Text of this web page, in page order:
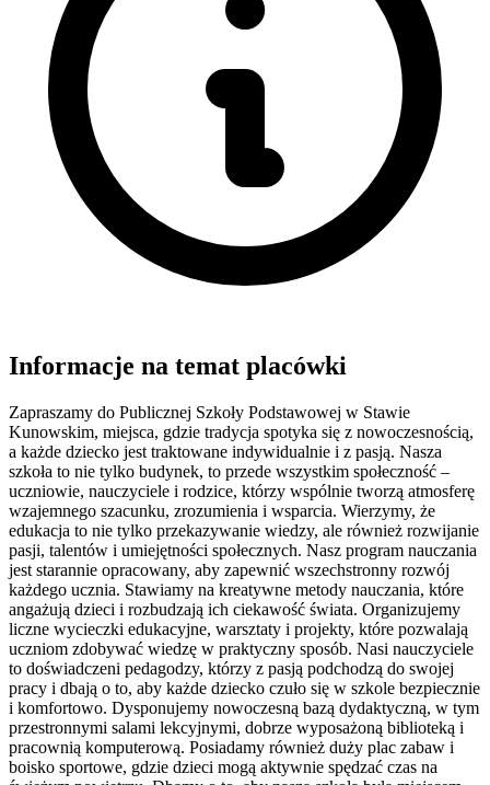
Informacje na temat placówki
Zapraszamy do Publicznej Szkoły Podstawowej w Stawie
Kunowskim, miejsca, gdzie tradycja spotyka się z nowoczesnością,
a każde dziecko jest traktowane indywidualnie i z pasją. Nasza
szkoła to nie tylko budynek, to przede wszystkim społeczność –
uczniowie, nauczyciele i rodzice, którzy wspólnie tworzą atmosferę
wzajemnego szacunku, zrozumienia i wsparcia. Wierzymy, że
edukacja to nie tylko przekazywanie wiedzy, ale również rozwijanie
pasji, talentów i umiejętności społecznych. Nasz program nauczania
jest starannie opracowany, aby zapewnić wszechstronny rozwój
każdego ucznia. Stawiamy na kreatywne metody nauczania, które
angażują dzieci i rozbudzają ich ciekawość świata. Organizujemy
liczne wycieczki edukacyjne, warsztaty i projekty, które pozwalają
uczniom zdobywać wiedzę w praktyczny sposób. Nasi nauczyciele
to doświadczeni pedagodzy, którzy z pasją podchodzą do swojej
pracy i dbają o to, aby każde dziecko czuło się w szkole bezpiecznie
i komfortowo. Dysponujemy nowoczesną bazą dydaktyczną, w tym
przestronnymi salami lekcyjnymi, dobrze wyposażoną biblioteką i
pracownią komputerową. Posiadamy również duży plac zabaw i
boisko sportowe, gdzie dzieci mogą aktywnie spędzać czas na